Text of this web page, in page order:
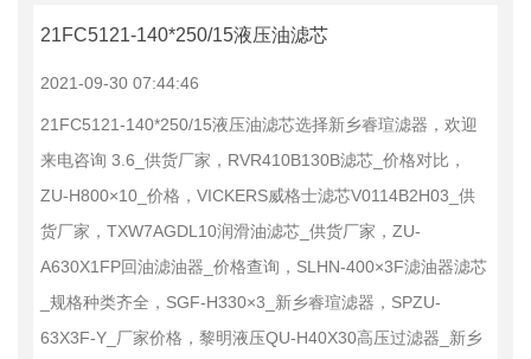
21FC5121-140*250/15液压油滤芯
2021-09-30 07:44:46
21FC5121-140*250/15液压油滤芯选择新乡睿瑄滤器，欢迎
来电咨询 3.6_供货厂家，RVR410B130B滤芯_价格对比，
ZU-H800×10_价格，VICKERS威格士滤芯V0114B2H03_供
货厂家，TXW7AGDL10润滑油滤芯_供货厂家，ZU-
A630X1FP回油滤油器_价格查询，SLHN-400×3F滤油器滤芯
_规格种类齐全，SGF-H330×3_新乡睿瑄滤器，SPZU-
63X3F-Y_厂家价格，黎明液压QU-H40X30高压过滤器_新乡